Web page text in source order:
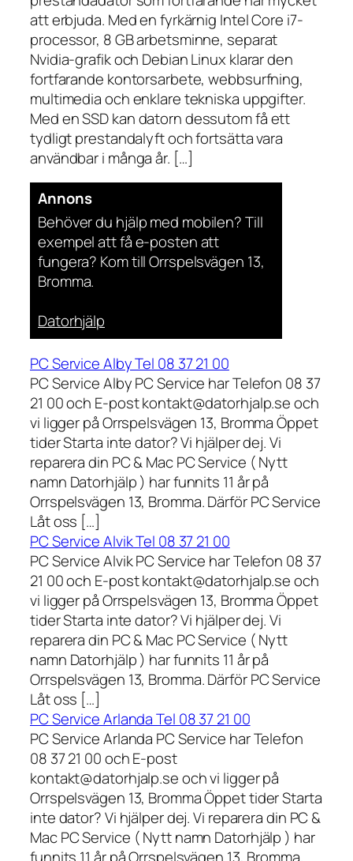
att erbjuda. Med en fyrkärnig Intel Core i7-
processor, 8 GB arbetsminne, separat
Nvidia-grafik och Debian Linux klarar den
fortfarande kontorsarbete, webbsurfning,
multimedia och enklare tekniska uppgifter.
Med en SSD kan datorn dessutom få ett
tydligt prestandalyft och fortsätta vara
användbar i många år. […]
Annons
Behöver du hjälp med mobilen? Till
exempel att få e-posten att
fungera? Kom till Orrspelsvägen 13,
Bromma.
Datorhjälp
PC Service Alby Tel 08 37 21 00
PC Service Alby PC Service har Telefon 08 37
21 00 och E-post kontakt@datorhjalp.se och
vi ligger på Orrspelsvägen 13, Bromma Öppet
tider Starta inte dator? Vi hjälper dej. Vi
reparera din PC & Mac PC Service ( Nytt
namn Datorhjälp ) har funnits 11 år på
Orrspelsvägen 13, Bromma. Därför PC Service
Låt oss […]
PC Service Alvik Tel 08 37 21 00
PC Service Alvik PC Service har Telefon 08 37
21 00 och E-post kontakt@datorhjalp.se och
vi ligger på Orrspelsvägen 13, Bromma Öppet
tider Starta inte dator? Vi hjälper dej. Vi
reparera din PC & Mac PC Service ( Nytt
namn Datorhjälp ) har funnits 11 år på
Orrspelsvägen 13, Bromma. Därför PC Service
Låt oss […]
PC Service Arlanda Tel 08 37 21 00
PC Service Arlanda PC Service har Telefon
08 37 21 00 och E-post
kontakt@datorhjalp.se och vi ligger på
Orrspelsvägen 13, Bromma Öppet tider Starta
inte dator? Vi hjälper dej. Vi reparera din PC &
Mac PC Service ( Nytt namn Datorhjälp ) har